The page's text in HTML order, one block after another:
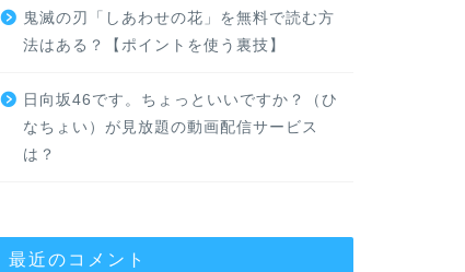
鬼滅の刃「しあわせの花」を無料で読む方
法はある？【ポイントを使う裏技】
日向坂46です。ちょっといいですか？（ひ
なちょい）が見放題の動画配信サービス
は？
最近のコメント